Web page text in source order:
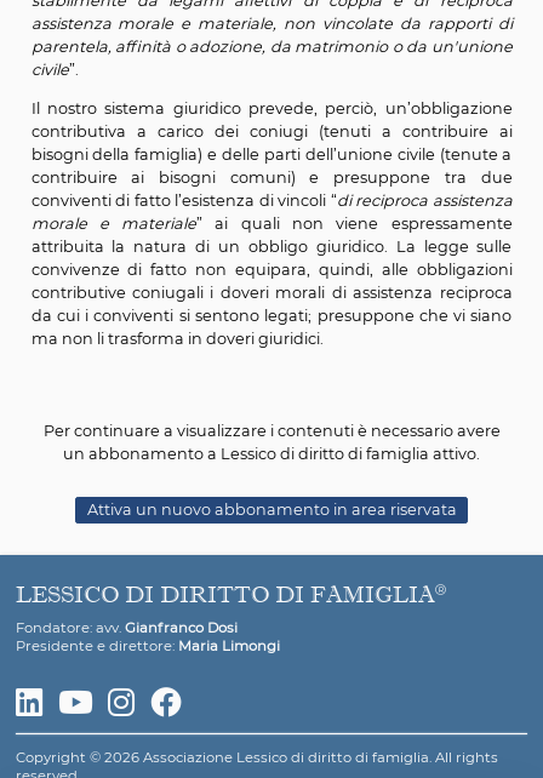
coabitazione, espressamente dispone che “ Entrambe
sono tenute, ciascuna in relazione alle proprie
propria capacità di lavoro professionale e
Per quanto concerne i conviventi di fatto la
20 maggio 2016, n. 76 al comma 36 dell’art.1 dispone
fini delle disposizioni di cui ai commi da 37 a 67 si
per: «conviventi di fatto» due persone
stabilmente da legami affettivi di coppia e di
assistenza morale e materiale, non vincolate da
parentela, affinità o adozione, da matrimonio o da
civile ”.
bisogni della famiglia) e delle parti dell’unione civile
contribuire ai bisogni comuni) e presuppone
morale e materiale” ai quali non viene
contributive coniugali i doveri morali di assistenza
da cui i conviventi si sentono legati; presuppone che
ma non li trasforma in doveri giuridici.
Per continuare a visualizzare i contenuti è necessario